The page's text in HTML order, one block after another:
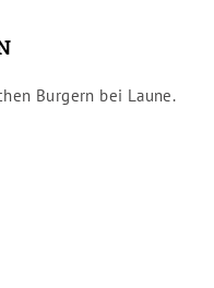
Burgern bei Laune.